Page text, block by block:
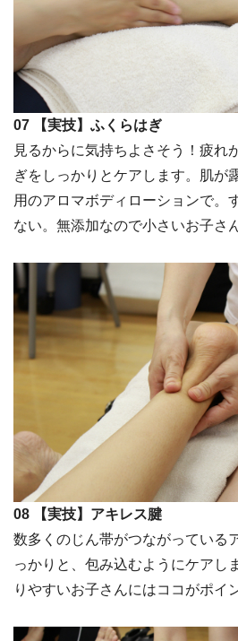
07 【実技】ふくらはぎ
見るからに気持ちよさそう！疲れ
ぎをしっかりとケアします。肌が
用のアロマボディローションで。
ない。無添加なので小さいお子さ
08 【実技】アキレス腱
数多くのじん帯がつながっている
っかりと、包み込むようにケアし
りやすいお子さんにはココがポイ